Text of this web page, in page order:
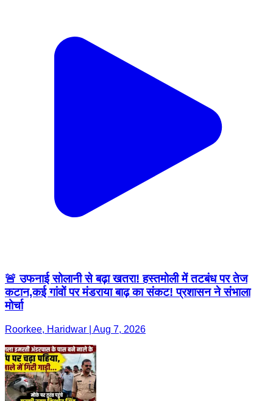
🚨 उफनाई सोलानी से बढ़ा खतरा! हस्तमोली में तटबंध पर तेज
कटान,कई गांवों पर मंडराया बाढ़ का संकट! प्रशासन ने संभाला
मोर्चा
Roorkee, Haridwar | Aug 7, 2026